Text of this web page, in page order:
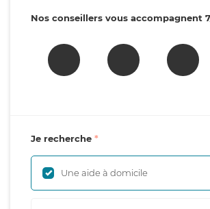
Nos conseillers vous accompagnent
Je recherche
Une aide à domicile